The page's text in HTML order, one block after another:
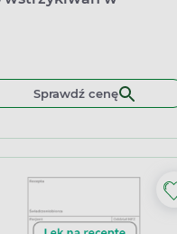
Sprawdź cenę